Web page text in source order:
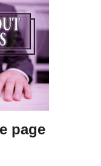
page